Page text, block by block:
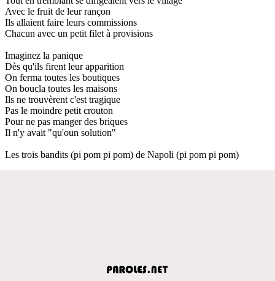
Avec le fruit de leur rançon
Ils allaient faire leurs commissions
Chacun avec un petit filet à provisions
Imaginez la panique
Dès qu'ils firent leur apparition
On ferma toutes les boutiques
On boucla toutes les maisons
Ils ne trouvèrent c'est tragique
Pas le moindre petit crouton
Pour ne pas manger des briques
Il n'y avait "qu'oun solution"
Les trois bandits (pi pom pi pom) de Napoli (pi pom pi pom)